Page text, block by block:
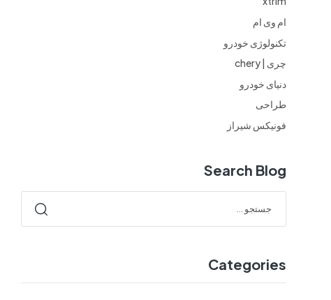
ام وی ام
تکنولوژی خودرو
چری | chery
دنیای خودرو
طراحی
فونیکس شیراز
Search Blog
Categories